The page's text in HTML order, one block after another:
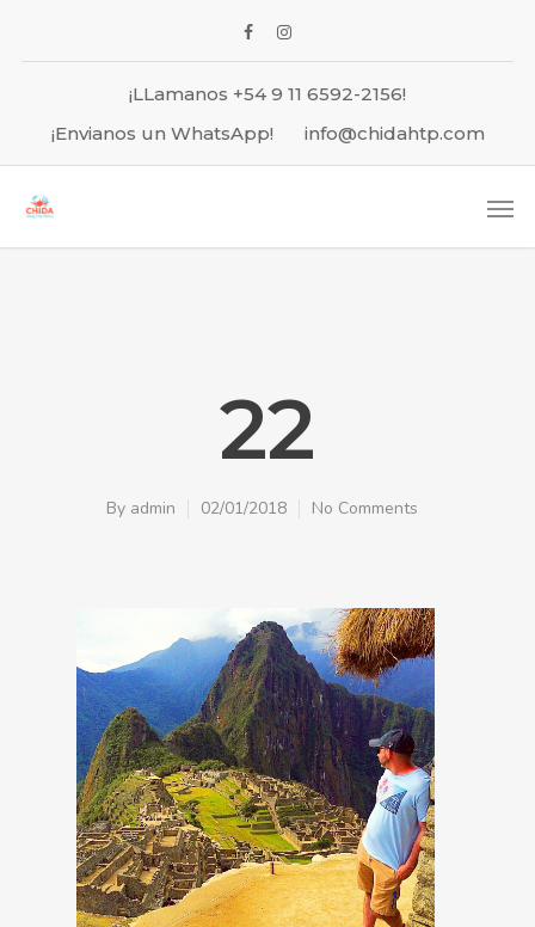
¡LLamanos +54 9 11 6592-2156!
¡Envianos un WhatsApp!
info@chidahtp.com
22
By admin 02/01/2018 No Comments